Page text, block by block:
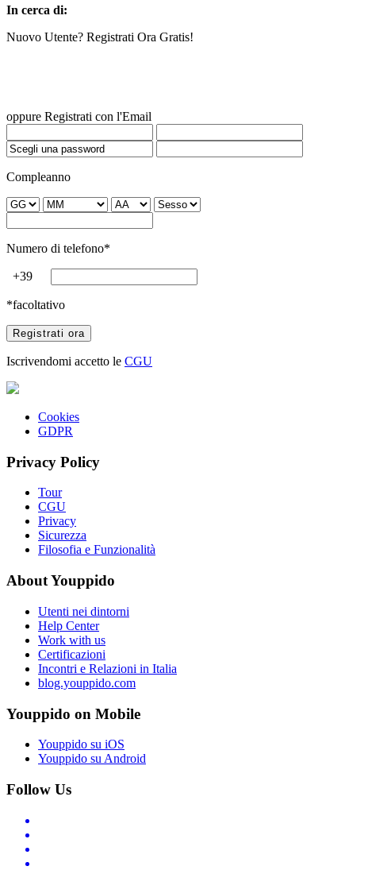
In cerca di:
Nuovo Utente? Registrati Ora Gratis!
oppure Registrati con l'Email
Compleanno
Numero di telefono*
+39
*facoltativo
Iscrivendomi accetto le CGU
Cookies
GDPR
Privacy Policy
Tour
CGU
Privacy
Sicurezza
Filosofia e Funzionalità
About Youppido
Utenti nei dintorni
Help Center
Work with us
Certificazioni
Incontri e Relazioni in Italia
blog.youppido.com
Youppido on Mobile
Youppido su iOS
Youppido su Android
Follow Us